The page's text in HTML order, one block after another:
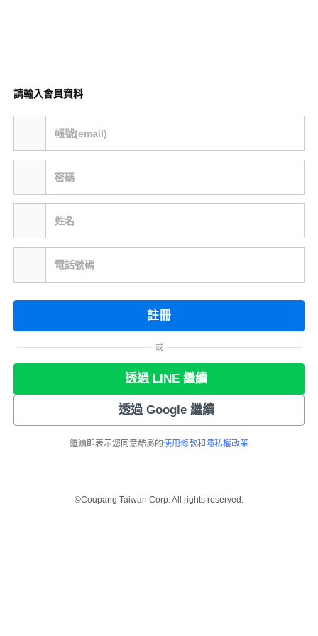
請輸入會員資料
帳號(email)
密碼
姓名
電話號碼
註冊
或
透過 LINE 繼續
透過 Google 繼續
繼續即表示您同意酷澎的使用條款和 隱私權政策
©Coupang Taiwan Corp. All rights reserved.